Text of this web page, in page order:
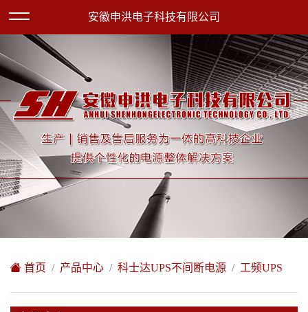
欢迎访问安徽申洪电子科技有限公司网站！
安徽申洪电子科技有限公司
首页 产品中心 科士达UPS不间断电源 工频UPS